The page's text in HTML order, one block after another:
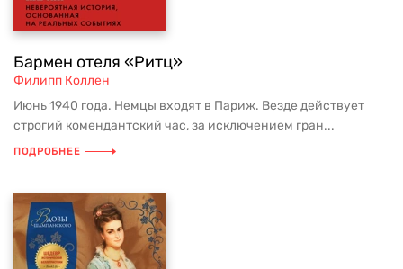
Бармен отеля «Ритц»
Филипп Коллен
Июнь 1940 года. Немцы входят в Париж. Везде действует
строгий комендантский час, за исключением гран...
ПОДРОБНЕЕ